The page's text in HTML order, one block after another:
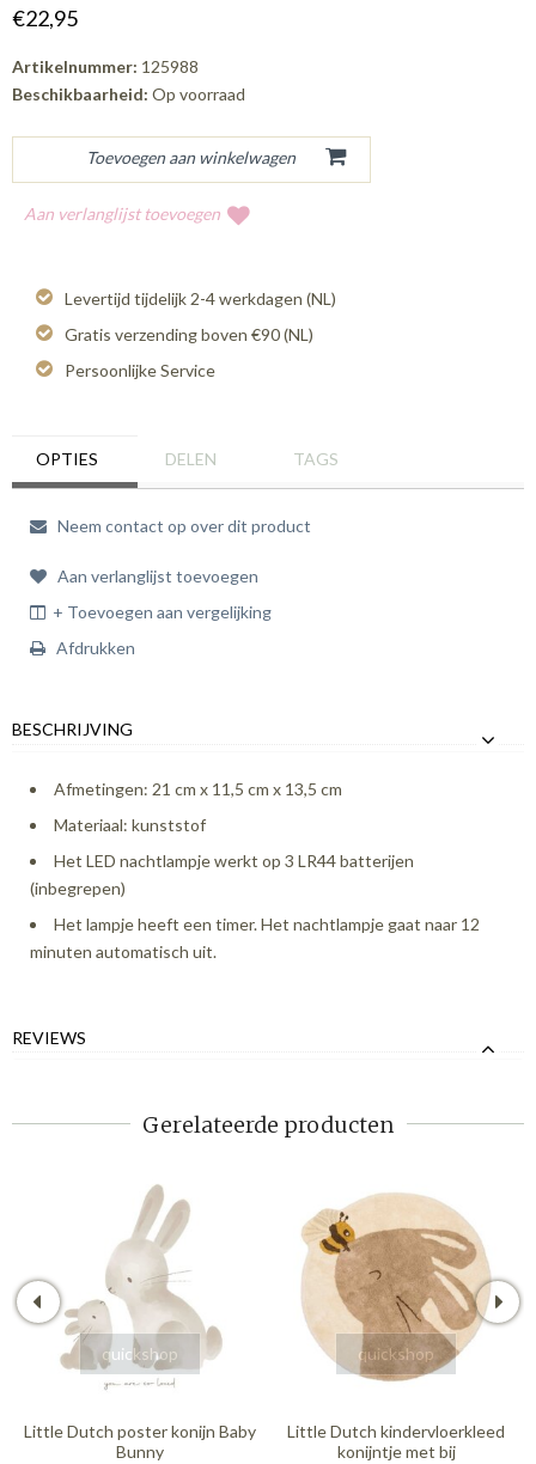
€22,95
Artikelnummer: 125988
Beschikbaarheid: Op voorraad
Aan verlanglijst toevoegen
Levertijd tijdelijk 2-4 werkdagen (NL)
Gratis verzending boven €90 (NL)
Persoonlijke Service
OPTIES DELEN TAGS
Neem contact op over dit product
Aan verlanglijst toevoegen
+ Toevoegen aan vergelijking
Afdrukken
BESCHRIJVING
Afmetingen: 21 cm x 11,5 cm x 13,5 cm
Materiaal: kunststof
Het LED nachtlampje werkt op 3 LR44 batterijen
(inbegrepen)
Het lampje heeft een timer. Het nachtlampje gaat naar 12
minuten automatisch uit.
REVIEWS
Gerelateerde producten
quickshop
Little Dutch poster konijn Baby
Bunny
quickshop
Little Dutch kindervloerkleed
konijntje met bij